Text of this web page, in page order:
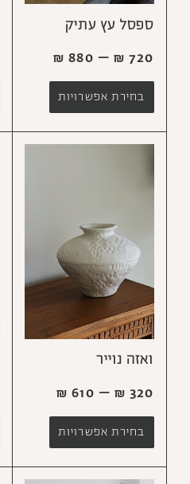
ספסל עץ עתיק
₪ 720
–
₪ 880
בחירת אפשרויות
ואזה נוייר
₪ 320
–
₪ 610
בחירת אפשרויות